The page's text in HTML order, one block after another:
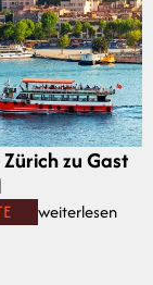
zu Gast
weiterlesen